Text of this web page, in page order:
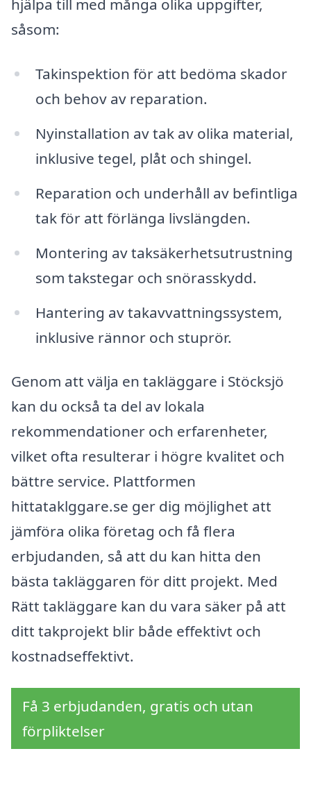
hjälpa till med många olika uppgifter,
såsom:
Takinspektion för att bedöma skador
och behov av reparation.
Nyinstallation av tak av olika material,
inklusive tegel, plåt och shingel.
Reparation och underhåll av befintliga
tak för att förlänga livslängden.
Montering av taksäkerhetsutrustning
som takstegar och snörasskydd.
Hantering av takavvattningssystem,
inklusive rännor och stuprör.
Genom att välja en takläggare i Stöcksjö
kan du också ta del av lokala
rekommendationer och erfarenheter,
vilket ofta resulterar i högre kvalitet och
bättre service. Plattformen
hittataklggare.se ger dig möjlighet att
jämföra olika företag och få flera
erbjudanden, så att du kan hitta den
bästa takläggaren för ditt projekt. Med
Rätt takläggare kan du vara säker på att
ditt takprojekt blir både effektivt och
kostnadseffektivt.
Få 3 erbjudanden, gratis och utan
förpliktelser